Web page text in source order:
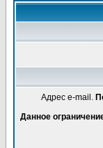
Адрес e-mail.
Данное